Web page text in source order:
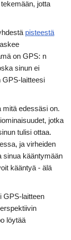
jotta
pisteestä
on GPS: n
sinun ei
GPS-laitteesi
mitä edessäsi on.
jotka
tulisi ottaa.
ja virheiden
sinua kääntymään
kääntyä - älä
GPS-laitteen
löytää